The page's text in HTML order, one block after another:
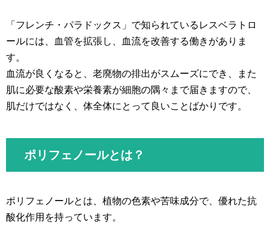
「フレンチ・パラドックス」で知られているレスベラトロ
ールには、血管を拡張し、血流を改善する働きがありま
す。
血流が良くなると、老廃物の排出がスムーズにでき、また
肌に必要な酸素や栄養素が細胞の隅々まで届きますので、
肌だけではなく、体全体にとって良いことばかりです。
ポリフェノールとは？
ポリフェノールとは、植物の色素や苦味成分で、優れた抗
酸化作用を持っています。